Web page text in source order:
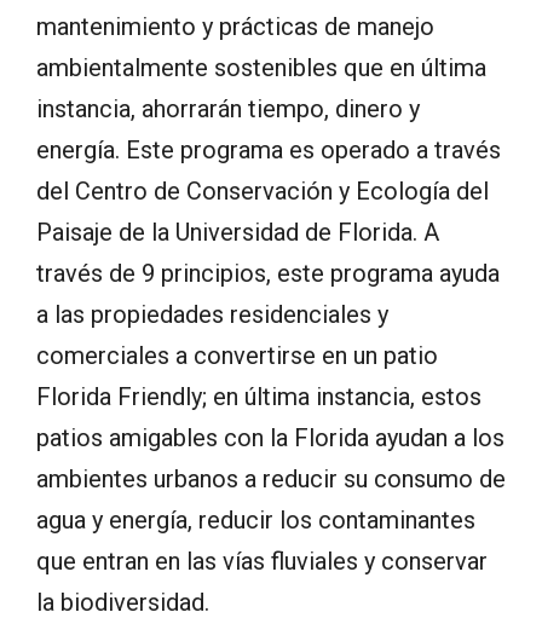
mantenimiento y prácticas de manejo
ambientalmente sostenibles que en última
instancia, ahorrarán tiempo, dinero y
energía. Este programa es operado a través
del Centro de Conservación y Ecología del
Paisaje de la Universidad de Florida. A
través de 9 principios, este programa ayuda
a las propiedades residenciales y
comerciales a convertirse en un patio
Florida Friendly; en última instancia, estos
patios amigables con la Florida ayudan a los
ambientes urbanos a reducir su consumo de
agua y energía, reducir los contaminantes
que entran en las vías fluviales y conservar
la biodiversidad.